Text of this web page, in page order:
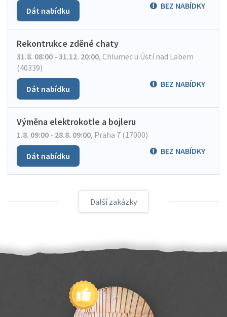
BEZ NABÍDKY
Dát nabídku
Rekontrukce zděné chaty
31.8. 08:00 - 31.12. 20:00, Chlumec u Ústí nad Labem
(40339)
BEZ NABÍDKY
Dát nabídku
Výměna elektrokotle a bojleru
1.8. 09:00 - 28.8. 09:00, Praha 7 (17000)
BEZ NABÍDKY
Dát nabídku
Další zakázky